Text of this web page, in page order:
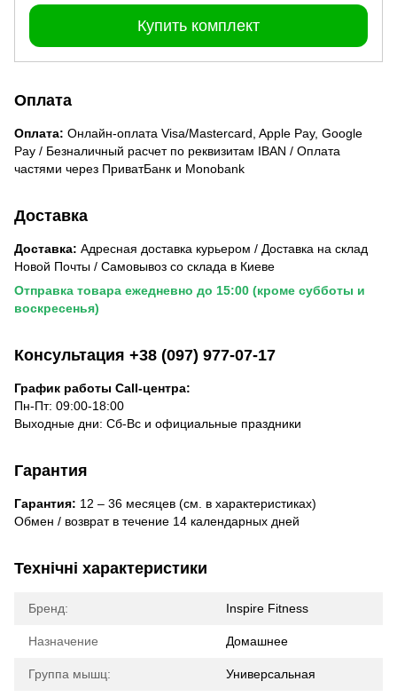
Купить комплект
Оплата
Оплата: Онлайн-оплата Visa/Mastercard, Apple Pay, Google
Pay / Безналичный расчет по реквизитам IBAN / Оплата
частями через ПриватБанк и Monobank
Доставка
Доставка: Адресная доставка курьером / Доставка на склад
Новой Почты / Самовывоз со склада в Киеве
Отправка товара ежедневно до 15:00 (кроме субботы и
воскресенья)
Консультация +38 (097) 977-07-17
График работы Call-центра:
Пн-Пт: 09:00-18:00
Выходные дни: Сб-Вс и официальные праздники
Гарантия
Гарантия: 12 – 36 месяцев (см. в характеристиках)
Обмен / возврат в течение 14 календарных дней
Технічні характеристики
Бренд: Inspire Fitness
Назначение Домашнее
Группа мышц: Универсальная